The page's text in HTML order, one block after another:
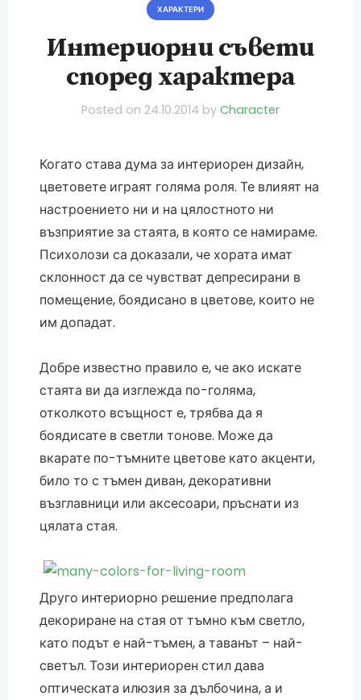
ХАРАКТЕРИ
Интериорни съвети
според характера
Posted on 24.10.2014 by Character
Когато става дума за интериорен дизайн,
цветовете играят голяма роля. Те влияят на
настроението ни и на цялостното ни
възприятие за стаята, в която се намираме.
Психолози са доказали, че хората имат
склонност да се чувстват депресирани в
помещение, боядисано в цветове, които не
им допадат.
Добре известно правило е, че ако искате
стаята ви да изглежда по-голяма,
отколкото всъщност е, трябва да я
боядисате в светли тонове. Може да
вкарате по-тъмните цветове като акценти,
било то с тъмен диван, декоративни
възглавници или аксесоари, пръснати из
цялата стая.
Друго интериорно решение предполага
декориране на стая от тъмно към светло,
като подът е най-тъмен, а таванът – най-
светъл. Този интериорен стил дава
оптическата илюзия за дълбочина, а и